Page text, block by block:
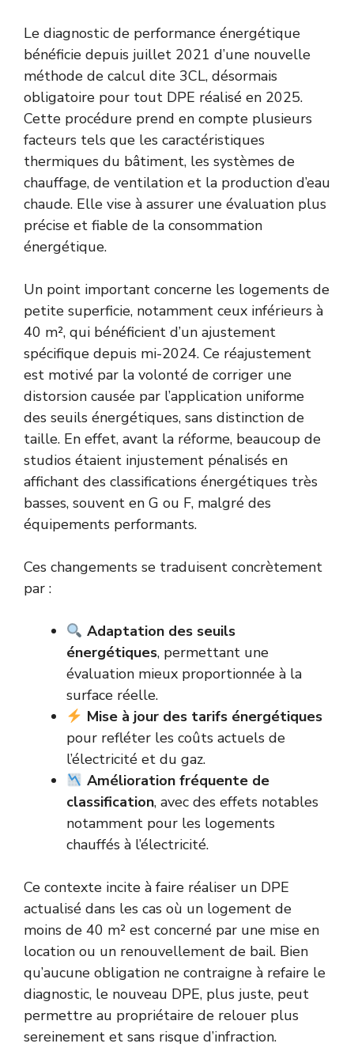
Le diagnostic de performance énergétique
bénéficie depuis juillet 2021 d’une nouvelle
méthode de calcul dite 3CL, désormais
obligatoire pour tout DPE réalisé en 2025.
Cette procédure prend en compte plusieurs
facteurs tels que les caractéristiques
thermiques du bâtiment, les systèmes de
chauffage, de ventilation et la production d’eau
chaude. Elle vise à assurer une évaluation plus
précise et fiable de la consommation
énergétique.
Un point important concerne les logements de
petite superficie, notamment ceux inférieurs à
40 m², qui bénéficient d’un ajustement
spécifique depuis mi-2024. Ce réajustement
est motivé par la volonté de corriger une
distorsion causée par l’application uniforme
des seuils énergétiques, sans distinction de
taille. En effet, avant la réforme, beaucoup de
studios étaient injustement pénalisés en
affichant des classifications énergétiques très
basses, souvent en G ou F, malgré des
équipements performants.
Ces changements se traduisent concrètement
par :
Adaptation des seuils
énergétiques, permettant une
évaluation mieux proportionnée à la
surface réelle.
Mise à jour des tarifs énergétiques
pour refléter les coûts actuels de
l’électricité et du gaz.
Amélioration fréquente de
classification, avec des effets notables
notamment pour les logements
chauffés à l’électricité.
Ce contexte incite à faire réaliser un DPE
actualisé dans les cas où un logement de
moins de 40 m² est concerné par une mise en
location ou un renouvellement de bail. Bien
qu’aucune obligation ne contraigne à refaire le
diagnostic, le nouveau DPE, plus juste, peut
permettre au propriétaire de relouer plus
sereinement et sans risque d’infraction.